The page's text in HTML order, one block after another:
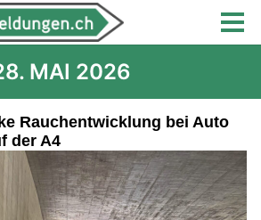
MAI 2026
Rauchentwicklung bei Auto
der A4